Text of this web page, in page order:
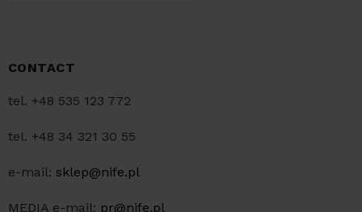
CONTACT
tel. +48 535 123 772
tel. +48 34 321 30 55
e-mail: sklep@nife.pl
MEDIA e-mail: pr@nife.pl